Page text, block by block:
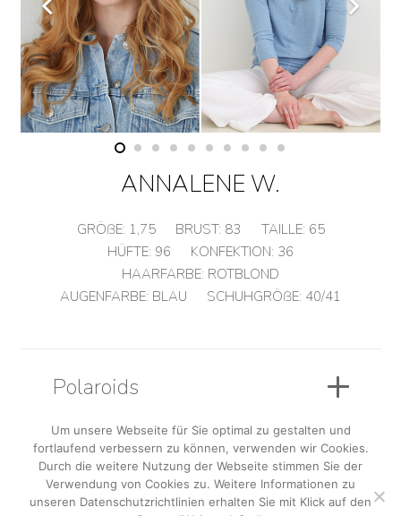
ANNALENE W.
GRÖßE: 1,75 BRUST: 83 TAILLE: 65
HÜFTE: 96 KONFEKTION: 36
HAARFARBE: ROTBLOND
AUGENFARBE: BLAU SCHUHGRÖßE: 40/41
Polaroids
Sedcard
Um unsere Webseite für Sie optimal zu gestalten und
fortlaufend verbessern zu können, verwenden wir Cookies.
Durch die weitere Nutzung der Webseite stimmen Sie der
Verwendung von Cookies zu. Weitere Informationen zu
unseren Datenschutzrichtlinien erhalten Sie mit Klick auf den